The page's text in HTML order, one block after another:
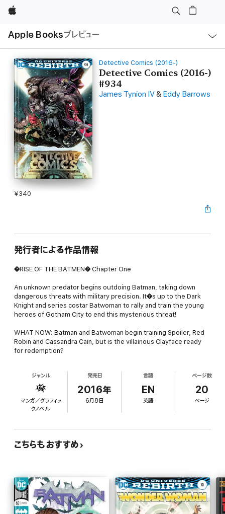
Apple
Apple Booksプレビュー
ル
Detective Comics (2016-)
Detective Comics (2016-)
#934
James Tynion IV& Eddy Barrows
¥340
発行者による作品情報
�RISE OF THE BATMEN� Chapter One
An unknown predator begins outdoing Batman, taking down
dangerous threats with military precision. It�s up to the Dark
Knight and series costar Batwoman to rally and train the young
heroes of Gotham City to end this mysterious threat!
WHAT NOW: Batman and Batwoman begin training Spoiler, Red
Robin and Cassandra Cain, but is the villainous Clayface ready
for redemption?
ジャンル
マンガ／グラフィッ
クノベル
発売日
2016年
6月8日
言語
EN
英語
ページ数
20
ページ
こちらもおすすめ